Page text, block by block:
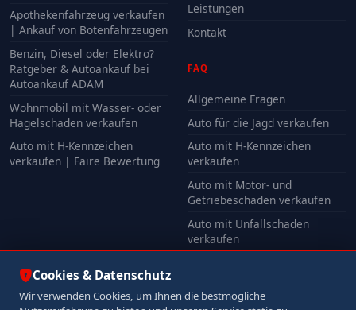
Apothekenfahrzeug verkaufen
| Ankauf von Botenfahrzeugen
Benzin, Diesel oder Elektro?
Ratgeber & Autoankauf bei
Autoankauf ADAM
Wohnmobil mit Wasser- oder
Hagelschaden verkaufen
Auto mit H-Kennzeichen
verkaufen | Faire Bewertung
Leistungen
Kontakt
FAQ
Allgemeine Fragen
Auto für die Jagd verkaufen
Auto mit H-Kennzeichen
verkaufen
Auto mit Motor- und
Getriebeschaden verkaufen
Auto mit Unfallschaden
verkaufen
Cookies & Datenschutz
Wir verwenden Cookies, um Ihnen die bestmögliche